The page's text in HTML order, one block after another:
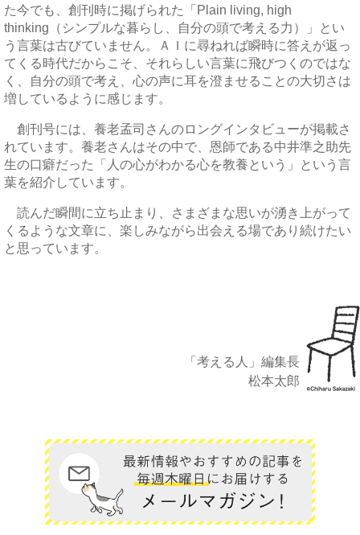
た今でも、創刊時に掲げられた「Plain living, high
thinking（シンプルな暮らし、自分の頭で考える力）」とい
う言葉は古びていません。ＡＩに尋ねれば瞬時に答えが返っ
てくる時代だからこそ、それらしい言葉に飛びつくのではな
く、自分の頭で考え、心の声に耳を澄ませることの大切さは
増しているように感じます。
創刊号には、養老孟司さんのロングインタビューが掲載さ
れています。養老さんはその中で、恩師である中井準之助先
生の口癖だった「人の心がわかる心を教養という」という言
葉を紹介しています。
読んだ瞬間に立ち止まり、さまざまな思いが湧き上がって
くるような文章に、楽しみながら出会える場であり続けたい
と思っています。
「考える人」編集長
松本太郎